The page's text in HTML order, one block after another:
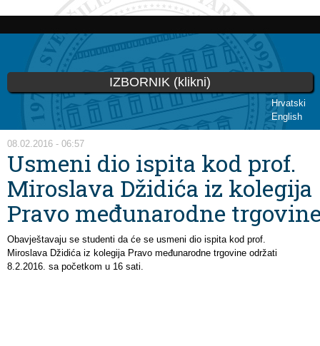
Skip to
content
Hrvatski
English
IZBORNIK (klikni)
You are here
08.02.2016 - 06:57
Usmeni dio ispita kod prof.
Miroslava Džidića iz kolegija
Pravo međunarodne
Obavještavaju se studenti da će se usmeni dio ispita kod prof.
Miroslava Džidića iz kolegija Pravo međunarodne trgovine održati
8.2.2016. sa početkom u 16 sati.